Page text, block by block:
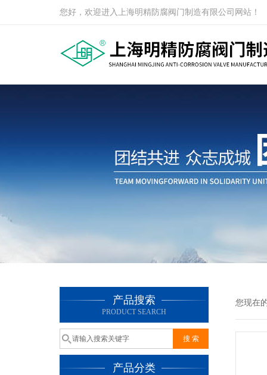
您好，欢迎进入上海明精防腐阀门制造有限公司网站！
产品搜索
PRODUCT SEARCH
产品分类
您现在